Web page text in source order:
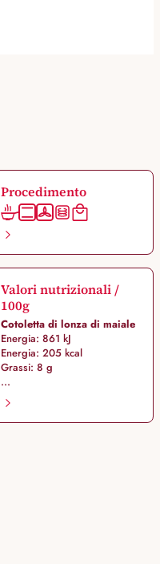
Procedimento
Valori nutrizionali /
100g
Cotoletta di lonza di maiale
Energia: 861 kJ
Energia: 205 kcal
Grassi: 8 g
...